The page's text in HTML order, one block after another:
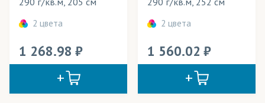
2 цвета
1 268.98
2 цвета
1 560.02